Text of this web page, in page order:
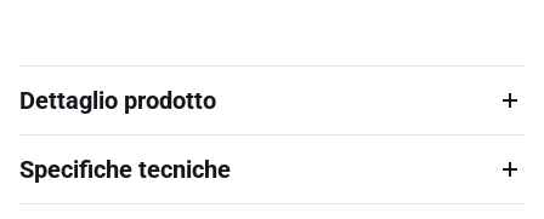
Dettaglio prodotto
Specifiche tecniche